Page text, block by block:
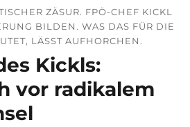
ZÄSUR. FPÖ-CHEF KICKL
BILDEN. WAS DAS FÜR DIE
LÄSST AUFHORCHEN.
Kickls:
vor radikalem